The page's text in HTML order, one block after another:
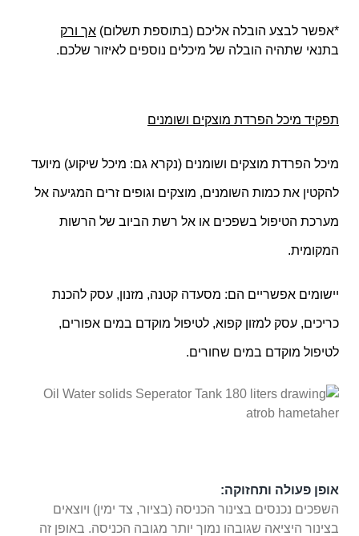
*אפשר לבצע הובלה אליכם (בתוספת תשלום) אך ורק
בתנאי שתהיה הובלה של מיכלים נוספים לאיזור שלכם.
תפקיד מיכל הפרדת מוצקים ושומנים
מיכל הפרדת מוצקים ושומנים (נקרא גם: מיכל שיקוע) מיועד
להקטין את כמות השומנים, מוצקים וגופים זרים המגיעה אל
מערכת הטיפול בשפכים או אל רשת הביוב של הרשות
המקומית.
יישומים אפשריים הם: מסעדה קטנה, מזנון, עסק להכנת
כריכים, עסק למזון קפוא, לטיפול מוקדם במים אפורים,
לטיפול מוקדם במים שחורים.
אופן פעולה ותחזוקה:
השפכים נכנסים בצינור הכניסה (בציור, צד ימין) ויוצאים
בצינור היציאה שגובהו נמוך יותר מגובה הכניסה. באופן זה